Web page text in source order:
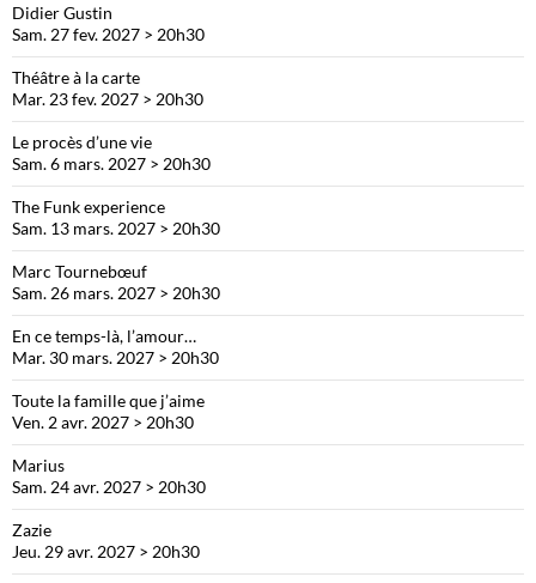
Didier Gustin
Sam. 27 fev. 2027 > 20h30
Théâtre à la carte
Mar. 23 fev. 2027 > 20h30
Le procès d’une vie
Sam. 6 mars. 2027 > 20h30
The Funk experience
Sam. 13 mars. 2027 > 20h30
Marc Tournebœuf
Sam. 26 mars. 2027 > 20h30
En ce temps-là, l’amour…
Mar. 30 mars. 2027 > 20h30
Toute la famille que j’aime
Ven. 2 avr. 2027 > 20h30
Marius
Sam. 24 avr. 2027 > 20h30
Zazie
Jeu. 29 avr. 2027 > 20h30